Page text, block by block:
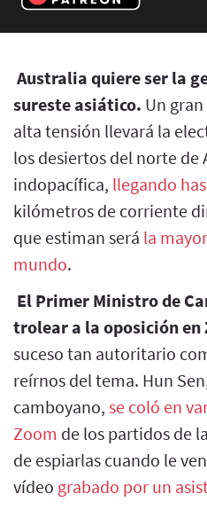
Australia quiere ser la
sureste asiático. Un
alta tensión llevará la
los desiertos del norte de
indopacífica, llegando
kilómetros de corriente
que estiman será la
mundo.
El Primer Ministro de
trolear a la oposición en
suceso tan autoritario
reírnos del tema. Hun
camboyano, se coló en
Zoom de los partidos de
de espiarlas cuando le
vídeo grabado por un